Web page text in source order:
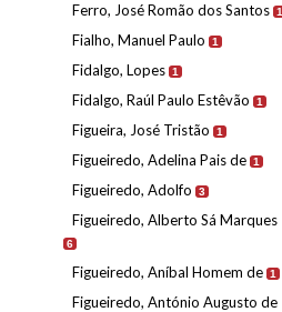
Ferro, José Romão dos Santos 1
Fialho, Manuel Paulo 1
Fidalgo, Lopes 1
Fidalgo, Raúl Paulo Estêvão 1
Figueira, José Tristão 1
Figueiredo, Adelina Pais de 1
Figueiredo, Adolfo 3
Figueiredo, Alberto Sá Marques
6
Figueiredo, Aníbal Homem de 1
Figueiredo, António Augusto de